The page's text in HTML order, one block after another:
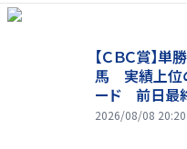
【ＣＢＣ賞】
馬 実績上位
ード 前日最
2026/08/08 20:20